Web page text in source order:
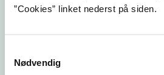
”Cookies” linket nederst på siden.
Nødvendig